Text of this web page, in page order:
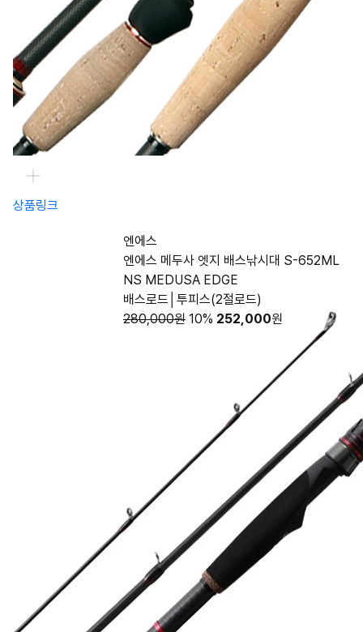
상품링크
엔에스
엔에스 메두사 엣지 배스낚시대 S-652ML
NS MEDUSA EDGE
배스로드│투피스(2절로드)
280,000원 10% 252,000원